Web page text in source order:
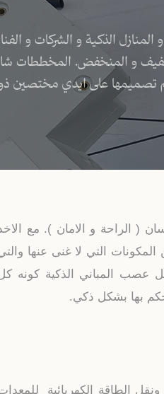
المنازل الذكية و الشركات و
و المنخفض. المخططات
تصميمها على ايدي مختصين
( الراحة و الامان ). مع
المكونات التي لا غنى عنها
عصب المباني الذكية كونه
بها بشكل ذكي.
ونقل الطاقة الكهربائية